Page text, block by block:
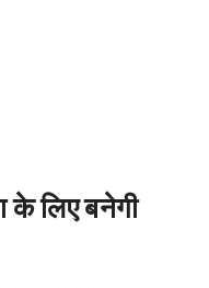
के लिए बनेगी